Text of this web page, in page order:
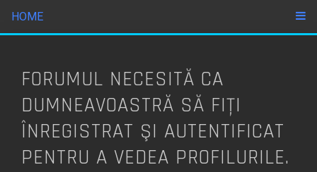
HOME
FORUMUL NECESITĂ CA
DUMNEAVOASTRĂ SĂ FIŢI
ÎNREGISTRAT ŞI AUTENTIFICAT
PENTRU A VEDEA PROFILURILE.